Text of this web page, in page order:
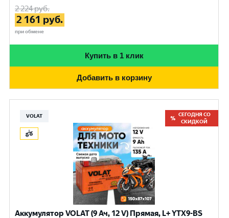
2 224руб.
2 161 руб.
при обмене
Купить в 1 клик
Добавить в корзину
VOLAT
СЕГОДНЯ СО
СКИДКОЙ
Аккумулятор VOLAT (9 Ач, 12 V) Прямая, L+ YTX9-BS